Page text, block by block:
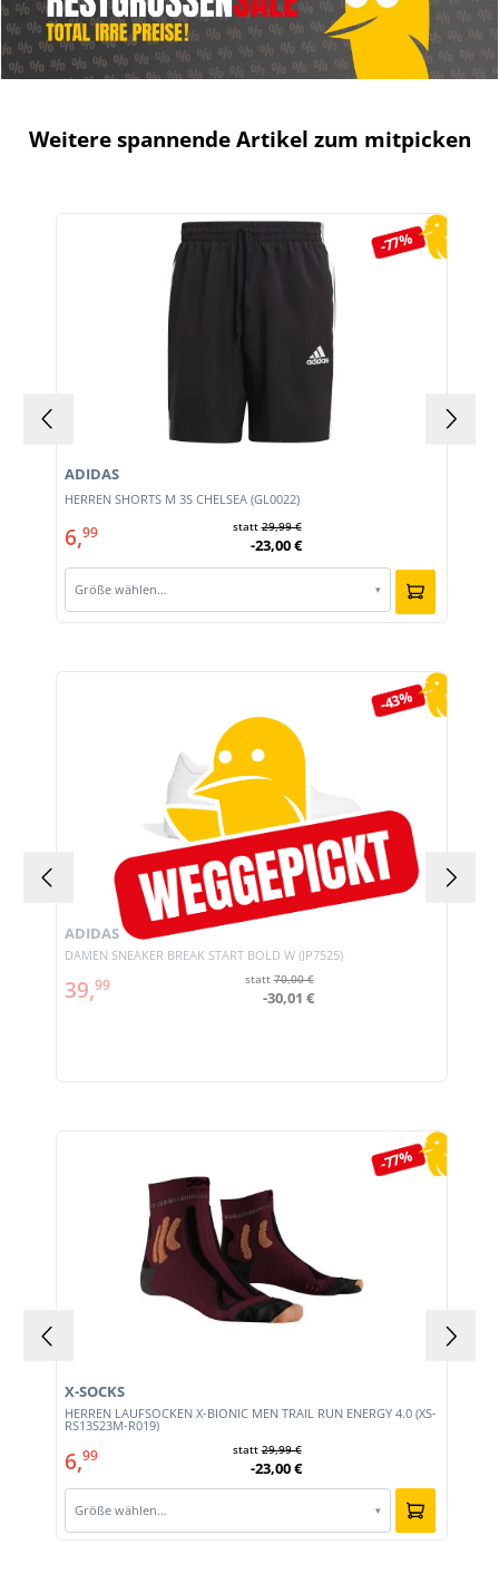
Weitere spannende Artikel zum mitpicken
Produktgalerie überspringen
-77%
HERREN SHORTS M 3S CHELSEA (GL0022)
ADIDAS
6,99 statt29,99 €
-23,00 €
Größe wählen… ▾
-43%
DAMEN SNEAKER BREAK START BOLD W (JP7525)
ADIDAS
39,99 statt70,00 €
-30,01 €
-77%
HERREN LAUFSOCKEN X-BIONIC MEN TRAIL RUN ENERGY 4.0 (XS-
RS13S23M-R019)
X-SOCKS
6,99 statt29,99 €
-23,00 €
Größe wählen… ▾